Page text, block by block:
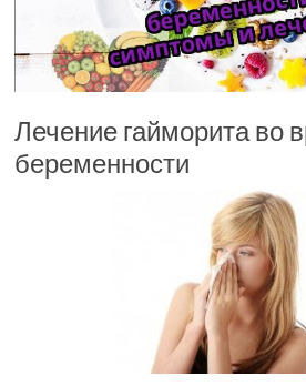
Лечение гайморита во
беременности